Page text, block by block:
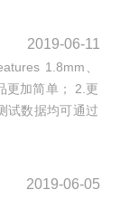
2019-06-11
1.8mm、
更加简单； 2.更
试数据均可通过
2019-06-05